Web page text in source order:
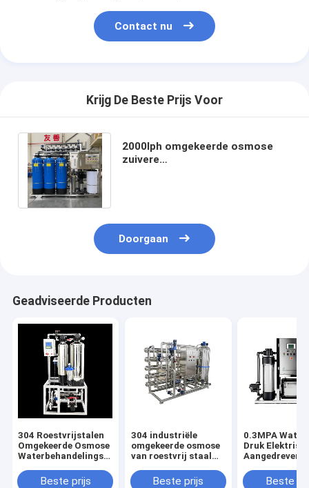
Contact nu
Krijg De Beste Prijs Voor
2000lph omgekeerde osmose
zuivere
Doorgaan
Geadviseerde Producten
304 Roestvrijstalen
Omgekeerde Osmose
Waterbehandelingsapparatuur
Filtratieprecisie en
Beste prijs
304 industriële
omgekeerde osmose
van roestvrij staal
duurzameBeste prijs
0.3MPA
Druk
Aangedreven
Beste